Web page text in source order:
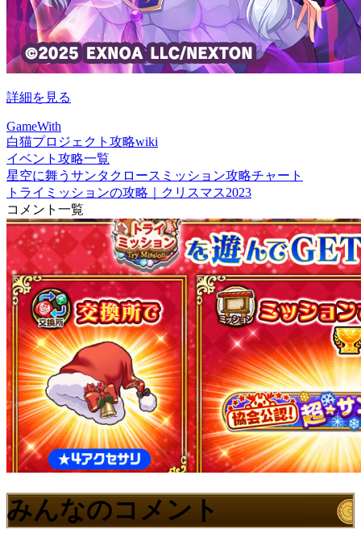
詳細を見る
GameWith
白猫プロジェクト攻略wiki
イベント攻略一覧
星空に舞うサンタクロースミッション攻略チャート
トライミッションの攻略｜クリスマス2023
コメント一覧
みんなのコメント